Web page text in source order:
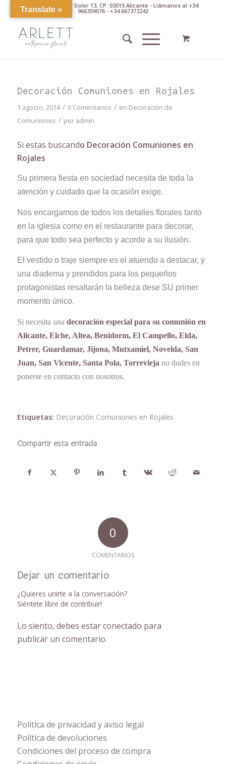
Av. Pintor Xavier Soler 13, CP. 03015 Alicante - Llámanos al +34
966359076 - +34 667373242
Decoración Comuniones en Rojales
1 agosto, 2014 / 0 Comentarios / en Decoración de
Comuniones / por admin
Si estas buscando Decoración Comuniones en
Rojales
Su primera fiesta en sociedad necesita de toda la
atención y cuidado que la ocasión exige.
Nos encargamos de todos los detalles florales tanto
en la iglesia como en el restaurante para decorar,
para que todo sea perfecto y acorde a su ilusión.
El vestido o traje siempre es el atuendo a destacar, y
una diadema y prendidos para los pequeños
protagonistas resaltarán la belleza dese SU primer
momento único.
Si necesita una decoración especial para su comunión en
Alicante, Elche, Altea, Benidorm, El Campello, Elda,
Petrer, Guardamar, Jijona, Mutxamiel, Novelda, San
Juan, San Vicente, Santa Pola, Torrevieja no dudes en
ponerse en contacto con nosotros.
Etiquetas: Decoración Comuniones en Rojales
Compartir esta entrada
0
COMENTARIOS
Dejar un comentario
¿Quieres unirte a la conversación?
Siéntete libre de contribuir!
Lo siento, debes estarconectado para
publicar un comentario.
Política de privacidad y aviso legal
Política de devoluciones
Condiciones del proceso de compra
Translate »